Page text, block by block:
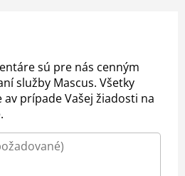
sú pre nás cenným
služby Mascus. Všetky
prípade Vašej žiadosti na